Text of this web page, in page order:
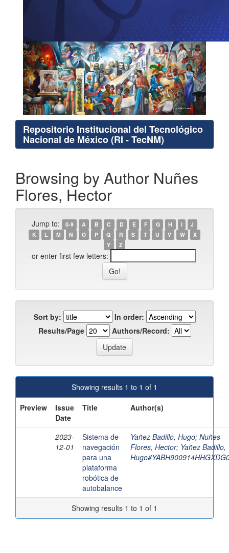
Repositorio Institucional del Tecnológico
Nacional de México (RI - TecNM)
Browsing by Author Nuñes
Flores, Hector
Jump to: 0-9 A B C D E F G H I
J
K
L M N O P Q R S T U V W
X
Y
Z
or enter first few letters:
Sort by:
In order:
Results/Page
Authors/Record:
Showing results 1 to 1 of 1
Preview
Issue
Date
Title Author(s)
2023-
12-01
Sistema de
navegación
para una
plataforma
robótica de
autobalance
Yañez Badillo, Hugo; Nuñes
Flores, Hector; Yañez Badillo,
Showing results 1 to 1 of 1